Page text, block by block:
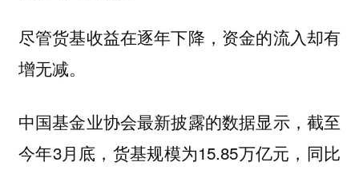
尽管货基收益在逐年下降，资金的流入却有
增无减。
中国基金业协会最新披露的数据显示，截至
今年3月底，货基规模为15.85万亿元，同比